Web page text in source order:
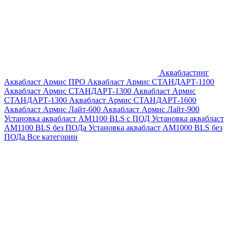
Аквабластинг
Аквабласт Армис ПРО Аквабласт Армис СТАНДАРТ-1100
Аквабласт Армис СТАНДАРТ-1300 Аквабласт Армис
СТАНДАРТ-1300 Аквабласт Армис СТАНДАРТ-1600
Аквабласт Армис Лайт-600 Аквабласт Армис Лайт-900
Установка аквабласт AM1100 BLS с ПОД Установка аквабласт
AM1100 BLS без ПОДа Установка аквабласт AM1000 BLS без
ПОДа Все категории